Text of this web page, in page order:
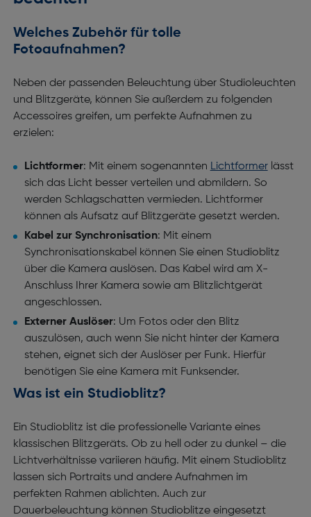
Welches Zubehör für tolle
Fotoaufnahmen?
Neben der passenden Beleuchtung über Studioleuchten
und Blitzgeräte, können Sie außerdem zu folgenden
Accessoires greifen, um perfekte Aufnahmen zu
erzielen:
Lichtformer: Mit einem sogenannten Lichtformerlässt
sich das Licht besser verteilen und abmildern. So
werden Schlagschatten vermieden. Lichtformer
können als Aufsatz auf Blitzgeräte gesetzt werden.
Kabel zur Synchronisation: Mit einem
Synchronisationskabel können Sie einen Studioblitz
über die Kamera auslösen. Das Kabel wird am X-
Anschluss Ihrer Kamera sowie am Blitzlichtgerät
angeschlossen.
Externer Auslöser: Um Fotos oder den Blitz
auszulösen, auch wenn Sie nicht hinter der Kamera
stehen, eignet sich der Auslöser per Funk. Hierfür
benötigen Sie eine Kamera mit Funksender.
Was ist ein Studioblitz?
Ein Studioblitz ist die professionelle Variante eines
klassischen Blitzgeräts. Ob zu hell oder zu dunkel – die
Lichtverhältnisse variieren häufig. Mit einem Studioblitz
lassen sich Portraits und andere Aufnahmen im
perfekten Rahmen ablichten. Auch zur
Dauerbeleuchtung können Studioblitze eingesetzt